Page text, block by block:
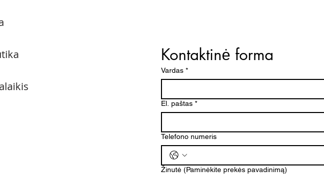
Kontaktinė forma
Vardas *
El. paštas *
Telefono numeris
Žinutė (Paminėkite prekės pavadinimą)